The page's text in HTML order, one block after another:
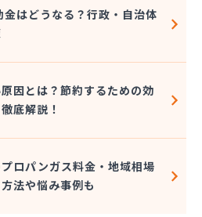
金はどうなる？行政・自治体
因とは？節約するための効
底解説！
ロパンガス料金・地域相場
法や悩み事例も